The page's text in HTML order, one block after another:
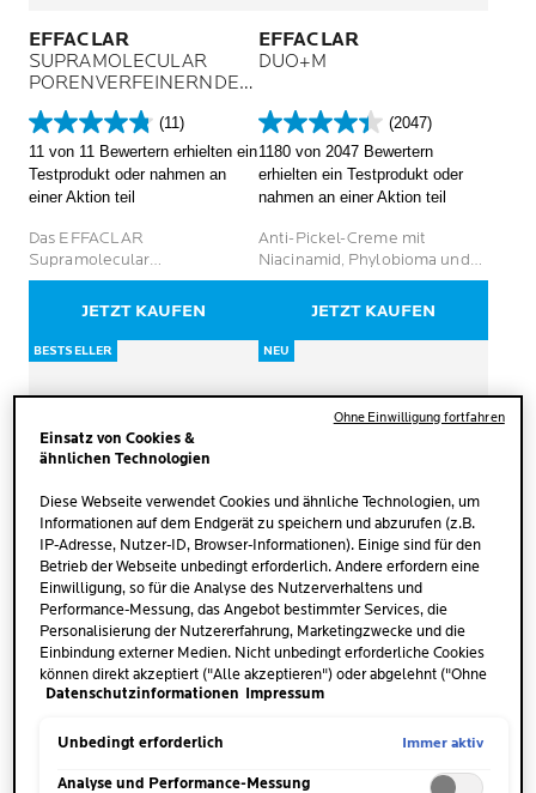
EFFACLAR
SUPRAMOLECULAR
PORENVERFEINERNDES
REINIGUNGSGEL
(11)
4.8
von
5
Sternen.
Bewertungen
11 von 11 Bewertern erhielten ein
Testprodukt oder nahmen an
einer Aktion teil
Das EFFACLAR
Supramolecular
Porenverfeinernde
Reinigungsgel mit
eignet sich zur täglichen
Anwendung bei fettiger Haut,
Die Gel-zu Schaum-Textur
reinigt gründlich, ohne
Haut und lässt die Poren
verfeinert wirken.
JETZT KAUFEN
EFFACLAR
DUO+M
(2047)
4.4
von
5
Sternen.
Bewertungen
1180 von 2047 Bewertern
erhielten ein Testprodukt oder
nahmen an einer Aktion teil
Anti-Pickel-Creme mit
Niacinamid, Phylobioma und
Procerad für unreine Haut
JETZT KAUFEN
BESTSELLER
EFFACLAR
SCHÄUMENDES
REINIGUNGSGEL
NEU
EFFACLAR
DUO+M PATCH
ein Testprodukt oder nahmen an
Einsatz von Cookies &
ähnlichen Technologien
Diese Webseite verwendet Cookies und ähnliche Technologien, um
Informationen auf dem Endgerät zu speichern und abzurufen (z.B.
IP-Adresse, Nutzer-ID, Browser-Informationen). Einige sind für den
Betrieb der Webseite unbedingt erforderlich. Andere erfordern eine
Einwilligung, so für die Analyse des Nutzerverhaltens und
Performance-Messung, das Angebot bestimmter Services, die
Personalisierung der Nutzererfahrung, Marketingzwecke und die
Einbindung externer Medien. Nicht unbedingt erforderliche Cookies
können direkt akzeptiert ("Alle akzeptieren") oder abgelehnt ("Ohne
Einwilligung fortfahren") werden. Individuelle Anpassungen der
speichern"). Die Auswahl kann jederzeit unter dem Link "Cookie-
unsere Datenschutzinformationen.
Datenschutzinformationen Impressum
Unbedingt erforderlich Immer aktiv
Analyse und Performance-Messung
Ohne Einwilligung fortfahren